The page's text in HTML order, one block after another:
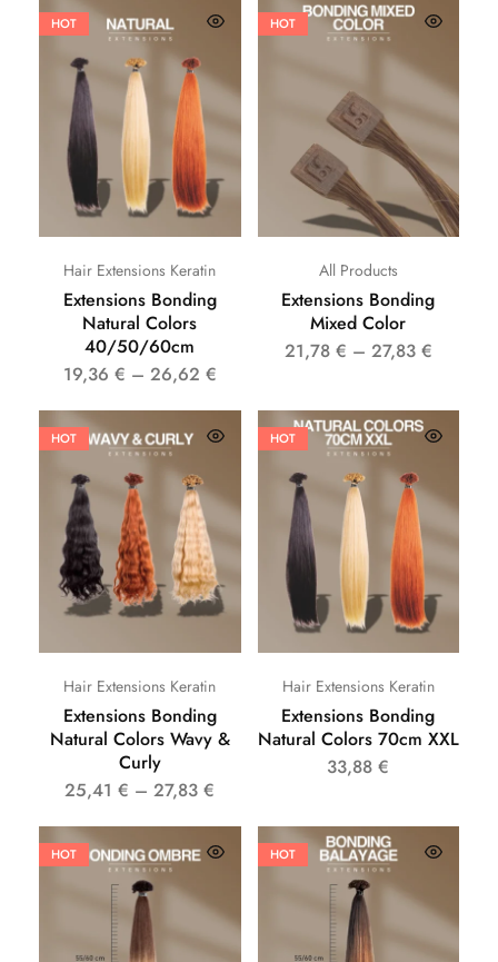
HOT
Hair Extensions Keratin
Extensions Bonding
Natural Colors
40/50/60cm
19,36 € – 26,62 €
HOT
All Products
Extensions Bonding
Mixed Color
21,78 € – 27,83 €
HOT
Hair Extensions Keratin
Extensions Bonding
Natural Colors Wavy &
Curly
25,41€ –27,83€
HOT
Hair Extensions Keratin
Extensions Bonding
Natural Colors 70cm XXL
33,88€
HOT HOT